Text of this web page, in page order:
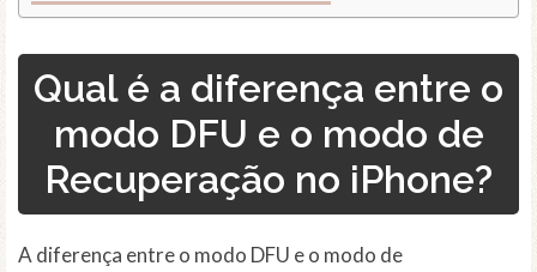
Qual é a diferença entre o
modo DFU e o modo de
Recuperação no iPhone?
A diferença entre o modo DFU e o modo de